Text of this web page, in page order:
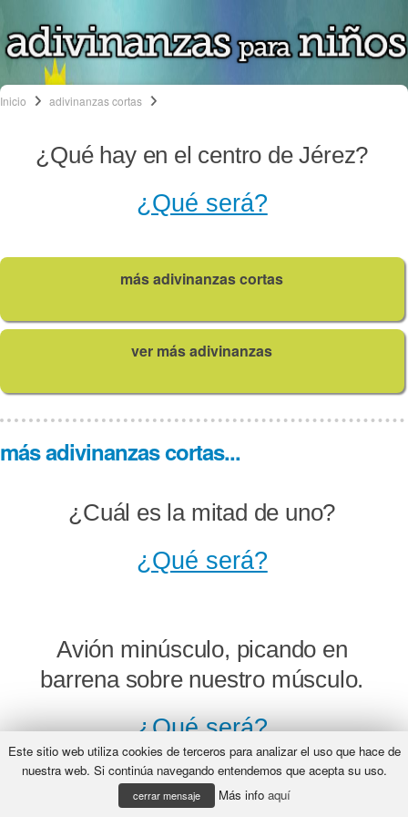
Inicio adivinanzas cortas
¿Qué hay en el centro de Jérez?
¿Qué será?
más adivinanzas cortas
ver más adivinanzas
más adivinanzas cortas...
¿Cuál es la mitad de uno?
¿Qué será?
Avión minúsculo, picando en
barrena sobre nuestro músculo.
¿Qué será?
Este sitio web utiliza cookies de terceros para analizar el uso que hace de
nuestra web. Si continúa navegando entendemos que acepta su uso.
cerrar mensaje Más info aquí